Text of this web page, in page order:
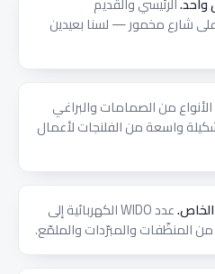
شارع مخمور — لسنا بعيدين
من الصمامات والبراغي
واسعة من الفلنجات لأعمال
عدد WIDO الكهربائية إلى